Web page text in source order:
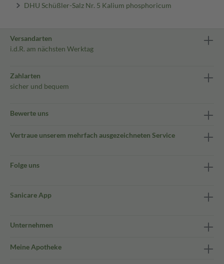
DHU Schüßler-Salz Nr. 5 Kalium phosphoricum
Versandarten
i.d.R. am nächsten Werktag
Zahlarten
sicher und bequem
Bewerte uns
Vertraue unserem mehrfach ausgezeichneten Service
Folge uns
Sanicare App
Unternehmen
Meine Apotheke